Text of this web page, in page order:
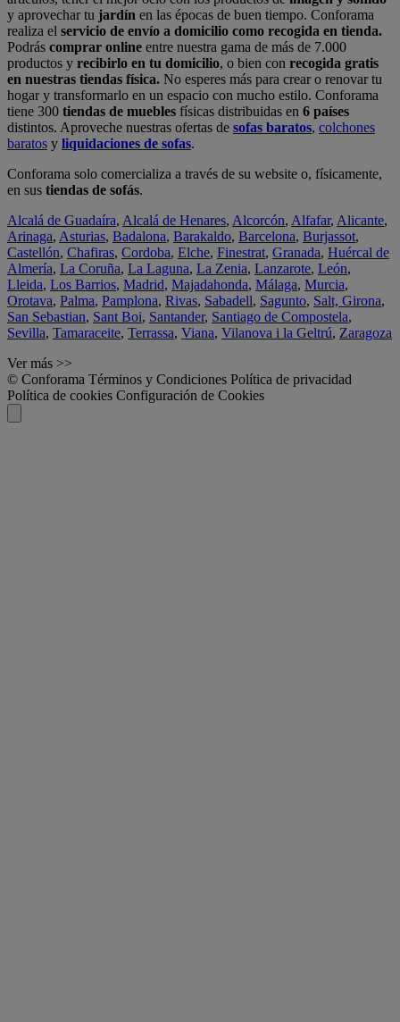
y aprovechar tu jardín en las épocas de buen tiempo. Conforama
realiza el servicio de envío a domicilio como recogida en tienda.
Podrás comprar online entre nuestra gama de más de 7.000
productos y recibirlo en tu domicilio, o bien con recogida gratis
en nuestras tiendas física. No esperes más para crear o renovar tu
hogar y transformarlo en un espacio con mucho estilo. Conforama
tiene 300 tiendas de muebles físicas distribuidas en 6 países
distintos. Aproveche nuestras ofertas de sofas baratos, colchones
baratos y liquidaciones de sofas.
Conforama solo comercializa a través de su website o, físicamente,
en sus tiendas de sofás.
Alcalá de Guadaíra, Alcalá de Henares, Alcorcón, Alfafar, Alicante,
Arinaga, Asturias, Badalona, Barakaldo, Barcelona, Burjassot,
Castellón, Chafiras, Cordoba, Elche, Finestrat, Granada, Huércal de
Almería, La Coruña, La Laguna, La Zenia, Lanzarote, León,
Lleida, Los Barrios, Madrid, Majadahonda, Málaga, Murcia,
Orotava, Palma, Pamplona, Rivas, Sabadell, Sagunto, Salt, Girona,
San Sebastian, Sant Boi, Santander, Santiago de Compostela,
Sevilla, Tamaraceite, Terrassa, Viana, Vilanova i la Geltrú, Zaragoza
Ver más >>
© Conforama Términos y Condiciones Política de privacidad
Política de cookies Configuración de Cookies